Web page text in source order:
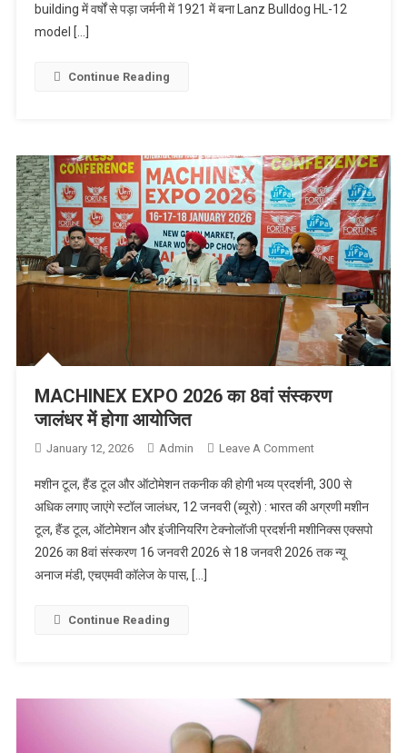
building में वर्षों से पड़ा जर्मनी में 1921 में बना Lanz Bulldog HL-12
model […]
Continue Reading
MACHINEX EXPO 2026 का 8वां संस्करण
जालंधर में होगा आयोजित
January 12, 2026 Admin Leave A CommentOn MACHINEX
8वां संस्करण
जालंधर में होगा
आयोजित
मशीन टूल, हैंड टूल और ऑटोमेशन तकनीक की होगी भव्य प्रदर्शनी, 300 से
अधिक लगाए जाएंगे स्टॉल जालंधर, 12 जनवरी (ब्यूरो) : भारत की अग्रणी मशीन
टूल, हैंड टूल, ऑटोमेशन और इंजीनियरिंग टेक्नोलॉजी प्रदर्शनी मशीनिक्स एक्सपो
2026 का 8वां संस्करण 16 जनवरी 2026 से 18 जनवरी 2026 तक न्यू
अनाज मंडी, एचएमवी कॉलेज के पास, […]
Continue Reading